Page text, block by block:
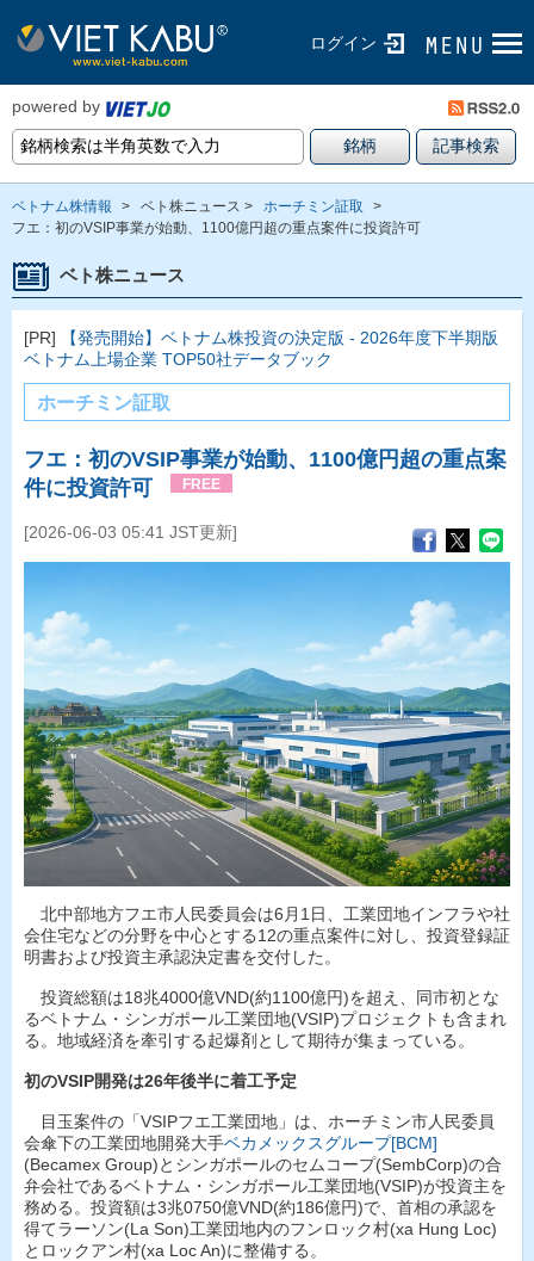
ログイン
powered by
ベトナム株情報 > ベト株ニュース > ホーチミン証取
>
フエ：初のVSIP事業が始動、1100億円超の重点案件に投資許可
ベト株ニュース
[PR]
【発売開始】ベトナム株投資の決定版 - 2026年度下半期版
ベトナム上場企業 TOP50社データブック
ホーチミン証取
フエ：初のVSIP事業が始動、1100億円超の重点案
件に投資許可
FREE
[2026-06-03 05:41 JST更新]
北中部地方フエ市人民委員会は6月1日、工業団地インフラや社
会住宅などの分野を中心とする12の重点案件に対し、投資登録証
明書および投資主承認決定書を交付した。
投資総額は18兆4000億VND(約1100億円)を超え、同市初とな
るベトナム・シンガポール工業団地(VSIP)プロジェクトも含まれ
る。地域経済を牽引する起爆剤として期待が集まっている。
初のVSIP開発は26年後半に着工予定
目玉案件の「VSIPフエ工業団地」は、ホーチミン市人民委員
会傘下の工業団地開発大手ベカメックスグループ[BCM]
(Becamex Group)とシンガポールのセムコープ(SembCorp)の合
弁会社であるベトナム・シンガポール工業団地(VSIP)が投資主を
務める。投資額は3兆0750億VND(約186億円)で、首相の承認を
得てラーソン(La Son)工業団地内のフンロック村(xa Hung Loc)
とロックアン村(xa Loc An)に整備する。